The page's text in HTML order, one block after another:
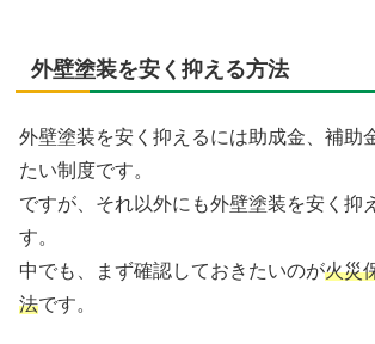
外壁塗装を安く抑える方法
外壁塗装を安く抑えるには助成金、補助
たい制度です。
ですが、それ以外にも外壁塗装を安く抑
す。
中でも、まず確認しておきたいのが火災
法です。